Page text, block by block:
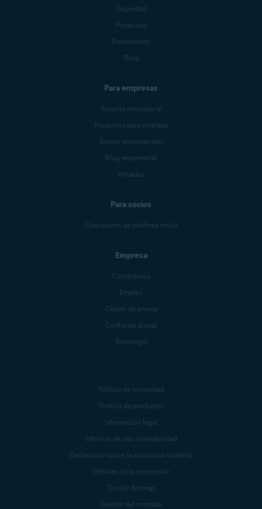
Seguridad
Privacidad
Rendimiento
Blog
Para empresas
Soporte empresarial
Productos para empresa
Socios empresariales
Blog empresarial
Afiliados
Para socios
Operadores de telefonía móvil
Empresa
Contáctenos
Empleo
Centro de prensa
Confianza digital
Tecnología
Política de privacidad
Política de productos
Información legal
Informar de una vulnerabilidad
Declaración sobre la esclavitud moderna
Detalles de la suscripción
Cookie Settings
Desistir del contrato